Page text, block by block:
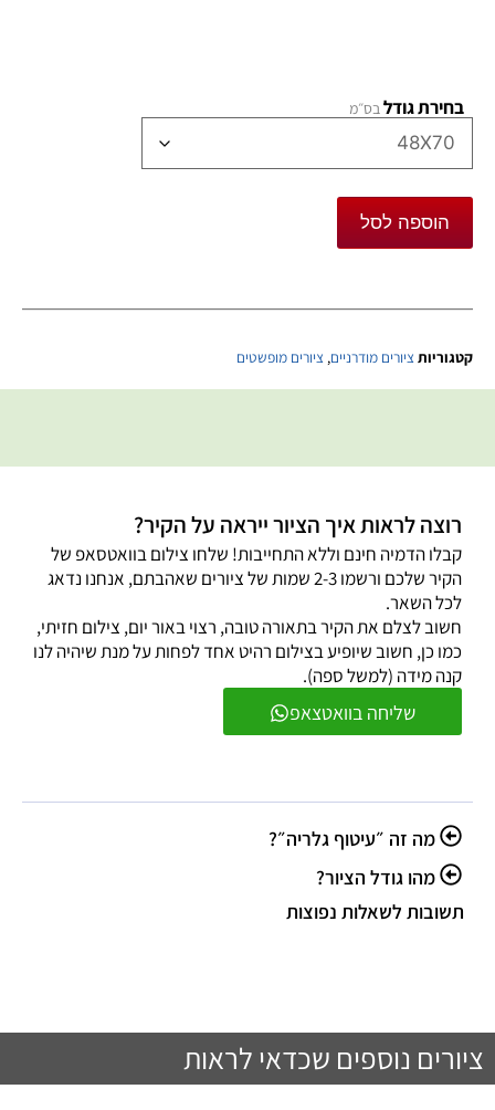
בחירת גודל
הוספה לסל
קטגוריותציורים מודרניים, ציורים מופשטים
שליחה בוואטצאפ
רוצה לראות איך הציור ייראה על הקיר?
קבלו הדמיה חינם וללא התחייבות! שלחו צילום בוואטסאפ של
הקיר שלכם ורשמו 2-3 שמות של ציורים שאהבתם, אנחנו נדאג
לכל השאר.
חשוב לצלם את הקיר בתאורה טובה, רצוי באור יום, צילום חזיתי,
כמו כן, חשוב שיופיע בצילום רהיט אחד לפחות על מנת שיהיה לנו
קנה מידה (למשל ספה).
מה זה ״עיטוף גלריה״?
מהו גודל הציור?
תשובות לשאלות נפוצות
ציורים נוספים שכדאי לראות